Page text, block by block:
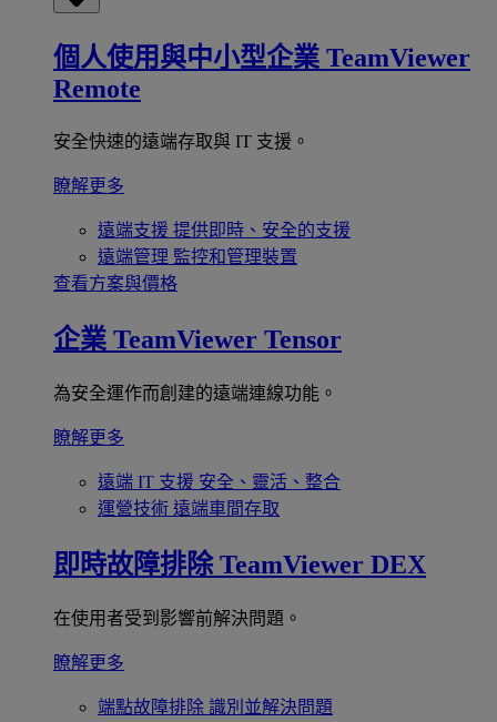
個人使用與中小型企業 TeamViewer
Remote
安全快速的遠端存取與 IT 支援。
瞭解更多
遠端支援 提供即時、安全的支援
遠端管理 監控和管理裝置
查看方案與價格
企業 TeamViewer Tensor
為安全運作而創建的遠端連線功能。
瞭解更多
遠端 IT 支援 安全、靈活、整合
運營技術 遠端車間存取
即時故障排除 TeamViewer DEX
在使用者受到影響前解決問題。
瞭解更多
端點故障排除 識別並解決問題